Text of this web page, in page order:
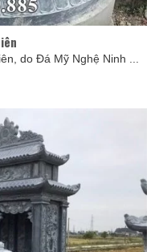
do Đá Mỹ Nghệ Ninh ...